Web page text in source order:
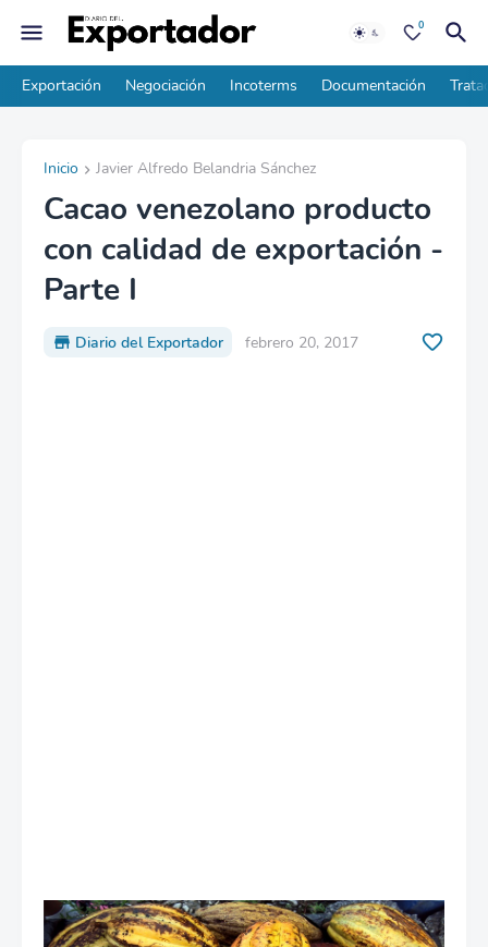
0
Exportación Negociación Incoterms Documentación
Inicio Javier Alfredo Belandria Sánchez
Cacao venezolano producto
con calidad de exportación -
Parte I
Diario del Exportador febrero 20, 2017